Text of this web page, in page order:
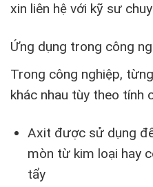
xin liên hệ với kỹ sư
Ứng dụng trong công
Trong công nghiệp,
khác nhau tùy theo tính
Axit được sử dụng
mòn từ kim loại hay
tẩy